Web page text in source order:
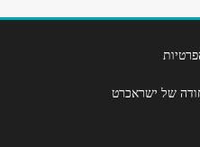
של ישראכרט